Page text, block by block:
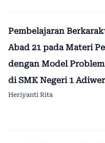
Pembelajaran
Abad 21 pada Materi
dengan Model
di SMK Negeri 1
Heriyanti Rita